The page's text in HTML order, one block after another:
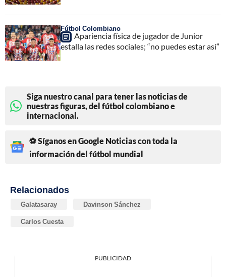
Fútbol Colombiano
Apariencia física de jugador de Junior
estalla las redes sociales; “no puedes estar así”
Siga nuestro canal para tener las noticias de
nuestras figuras, del fútbol colombiano e
internacional.
⚽ Síganos en Google Noticias con toda la
información del fútbol mundial
Relacionados
Galatasaray Davinson Sánchez
Carlos Cuesta
PUBLICIDAD